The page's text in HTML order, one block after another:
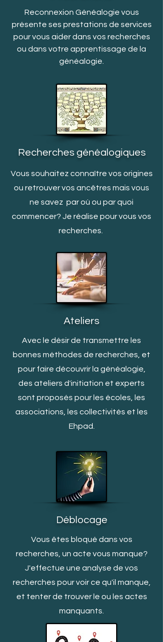
Reconnexion Généalogie vous
présente ses prestations de services
pour vous aider dans vos recherches
ou dans votre apprentissage de la
généalogie.
Recherches généalogiques
Vous souhaitez connaître vos origines
ou retrouver vos ancêtres mais vous
ne savez par où ou par quoi
commencer? Je réalise pour vous vos
recherches.
Ateliers
Avec le désir de transmettre les
bonnes méthodes de recherches, et
pour faire découvrir la généalogie,
des ateliers d'initiation et experts
sont proposés pour les écoles, les
associations, les collectivités et les
Ehpad.
Déblocage
Vous êtes bloqué dans vos
recherches, un acte vous manque?
J'effectue une analyse de vos
recherches pour voir ce qu'il manque,
et tenter de trouver le ou les actes
manquants.